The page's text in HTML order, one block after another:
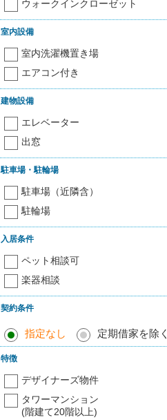
ウォークインクローゼット
室内設備
室内洗濯機置き場
エアコン付き
建物設備
エレベーター
出窓
駐車場・駐輪場
駐車場（近隣含）
駐輪場
入居条件
ペット相談可
楽器相談
契約条件
指定なし 定期借家を除く
特徴
デザイナーズ物件
タワーマンション
(階建て20階以上)